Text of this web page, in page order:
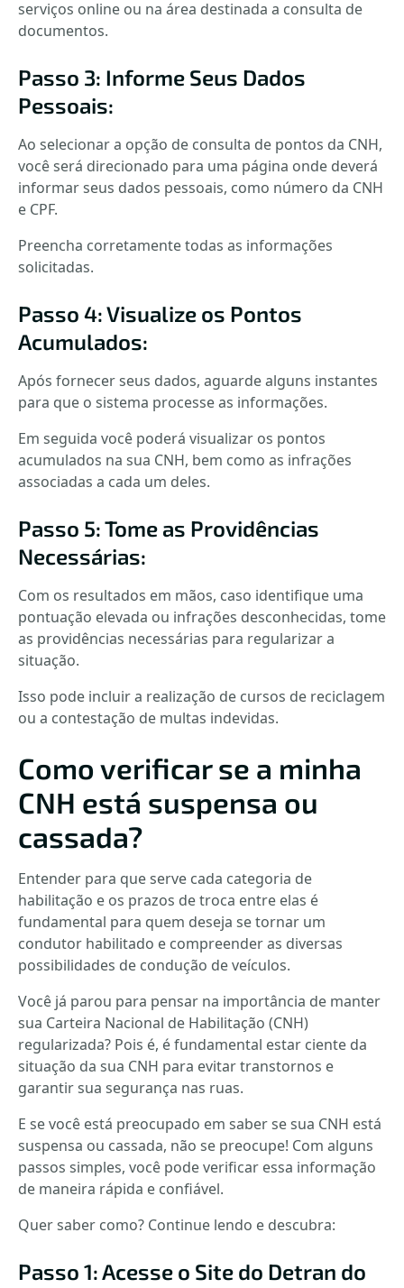
serviços online ou na área destinada a consulta de
documentos.
Passo 3: Informe Seus Dados
Pessoais:
Ao selecionar a opção de consulta de pontos da CNH,
você será direcionado para uma página onde deverá
informar seus dados pessoais, como número da CNH
e CPF.
Preencha corretamente todas as informações
solicitadas.
Passo 4: Visualize os Pontos
Acumulados:
Após fornecer seus dados, aguarde alguns instantes
para que o sistema processe as informações.
Em seguida você poderá visualizar os pontos
acumulados na sua CNH, bem como as infrações
associadas a cada um deles.
Passo 5: Tome as Providências
Necessárias:
Com os resultados em mãos, caso identifique uma
pontuação elevada ou infrações desconhecidas, tome
as providências necessárias para regularizar a
situação.
Isso pode incluir a realização de cursos de reciclagem
ou a contestação de multas indevidas.
Como verificar se a minha
CNH está suspensa ou
cassada?
Entender para que serve cada categoria de
habilitação e os prazos de troca entre elas é
fundamental para quem deseja se tornar um
condutor habilitado e compreender as diversas
possibilidades de condução de veículos.
Você já parou para pensar na importância de manter
sua Carteira Nacional de Habilitação (CNH)
regularizada? Pois é, é fundamental estar ciente da
situação da sua CNH para evitar transtornos e
garantir sua segurança nas ruas.
E se você está preocupado em saber se sua CNH está
suspensa ou cassada, não se preocupe! Com alguns
passos simples, você pode verificar essa informação
de maneira rápida e confiável.
Quer saber como? Continue lendo e descubra:
Passo 1: Acesse o Site do Detran do